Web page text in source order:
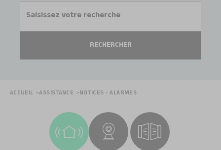
ACCUEIL ASSISTANCE NOTICES - ALARMES